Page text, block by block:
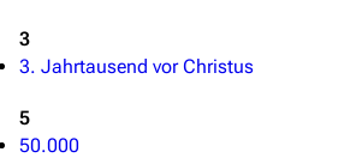
Hilfe
3
3. Jahrtausend vor Christus
5
50.000